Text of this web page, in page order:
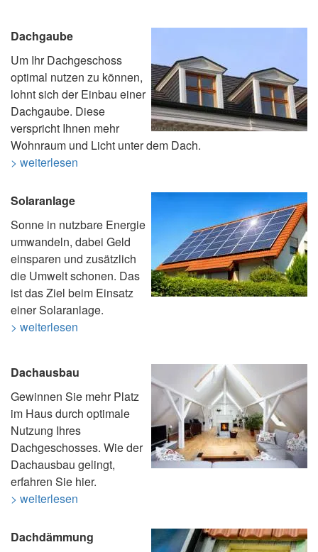
Dachgaube
Um Ihr Dachgeschoss
optimal nutzen zu können,
lohnt sich der Einbau einer
Dachgaube. Diese
verspricht Ihnen mehr
Wohnraum und Licht unter dem Dach.
> weiterlesen
Solaranlage
Sonne in nutzbare Energie
umwandeln, dabei Geld
einsparen und zusätzlich
die Umwelt schonen. Das
ist das Ziel beim Einsatz
einer Solaranlage.
> weiterlesen
Dachausbau
Gewinnen Sie mehr Platz
im Haus durch optimale
Nutzung Ihres
Dachgeschosses. Wie der
Dachausbau gelingt,
erfahren Sie hier.
> weiterlesen
Dachdämmung